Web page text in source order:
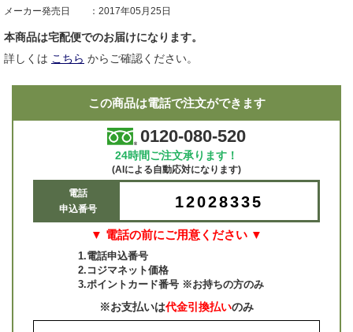
メーカー発売日
2017年05月25日
本商品は宅配便でのお届けになります。
詳しくは こちら からご確認ください。
この商品は電話で注文ができます
0120-080-520
24時間ご注文承ります！
(AIによる自動応対になります)
電話
申込番号
12028335
▼ 電話の前にご用意ください ▼
1.電話申込番号
2.コジマネット価格
3.ポイントカード番号 ※お持ちの方のみ
※お支払いは代金引換払いのみ